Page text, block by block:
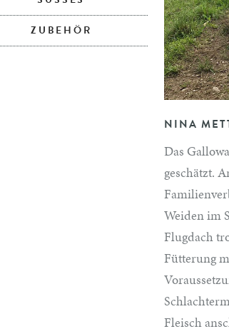
NINA
Das
geschätzt.
Weiden im
Flugdach
Fütterung
Fleisch
ZUBEHÖR